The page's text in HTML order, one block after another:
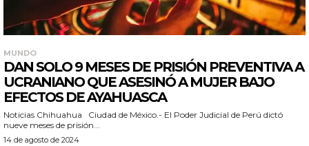
MUNDO
DAN SOLO 9 MESES DE PRISIÓN PREVENTIVA A
UCRANIANO QUE ASESINÓ A MUJER BAJO
EFECTOS DE AYAHUASCA
Noticias Chihuahua Ciudad de México.- El Poder Judicial de Perú dictó
nueve meses de prisión...
14 de agosto de 2024